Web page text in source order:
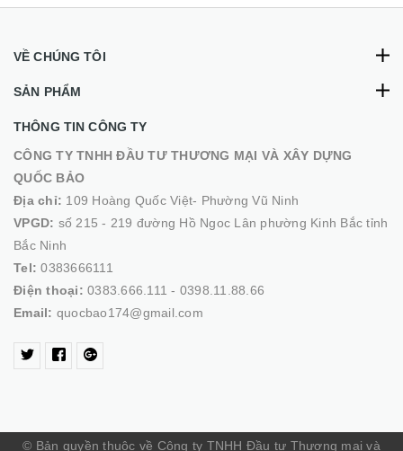
VỀ CHÚNG TÔI
SẢN PHẨM
THÔNG TIN CÔNG TY
CÔNG TY TNHH ĐẦU TƯ THƯƠNG MẠI VÀ XÂY DỰNG
QUỐC BẢO
Địa chỉ: 109 Hoàng Quốc Việt- Phường Vũ Ninh
VPGD: số 215 - 219 đường Hồ Ngoc Lân phường Kinh Bắc tỉnh
Bắc Ninh
Tel:0383666111
Điện thoại: 0383.666.111 - 0398.11.88.66
Email: quocbao174@gmail.com
© Bản quyền thuộc về Công ty TNHH Đầu tư Thương mại và